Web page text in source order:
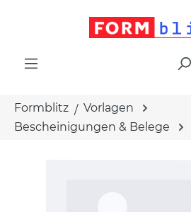
Formblitz
Vorlagen
Bescheinigungen & Belege